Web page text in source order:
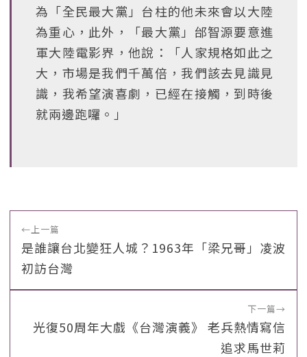
為「全民最大黨」台柱的他未來會以大陸
為重心，此外，「最大黨」邰智源要意進
軍大陸電影界，他說：「人家規格如此之
大，市場是我們千萬倍，我們該去見識見
識，我希望演喜劇，已經在接觸，到時後
就兩邊跑囉。」
←上一篇
是誰讓台北變狂人城？1963年「梁兄哥」凌波
初訪台灣
下一篇→
光復50周年大戲《台灣演義》 老兵熱情寫信
追求馬世莉